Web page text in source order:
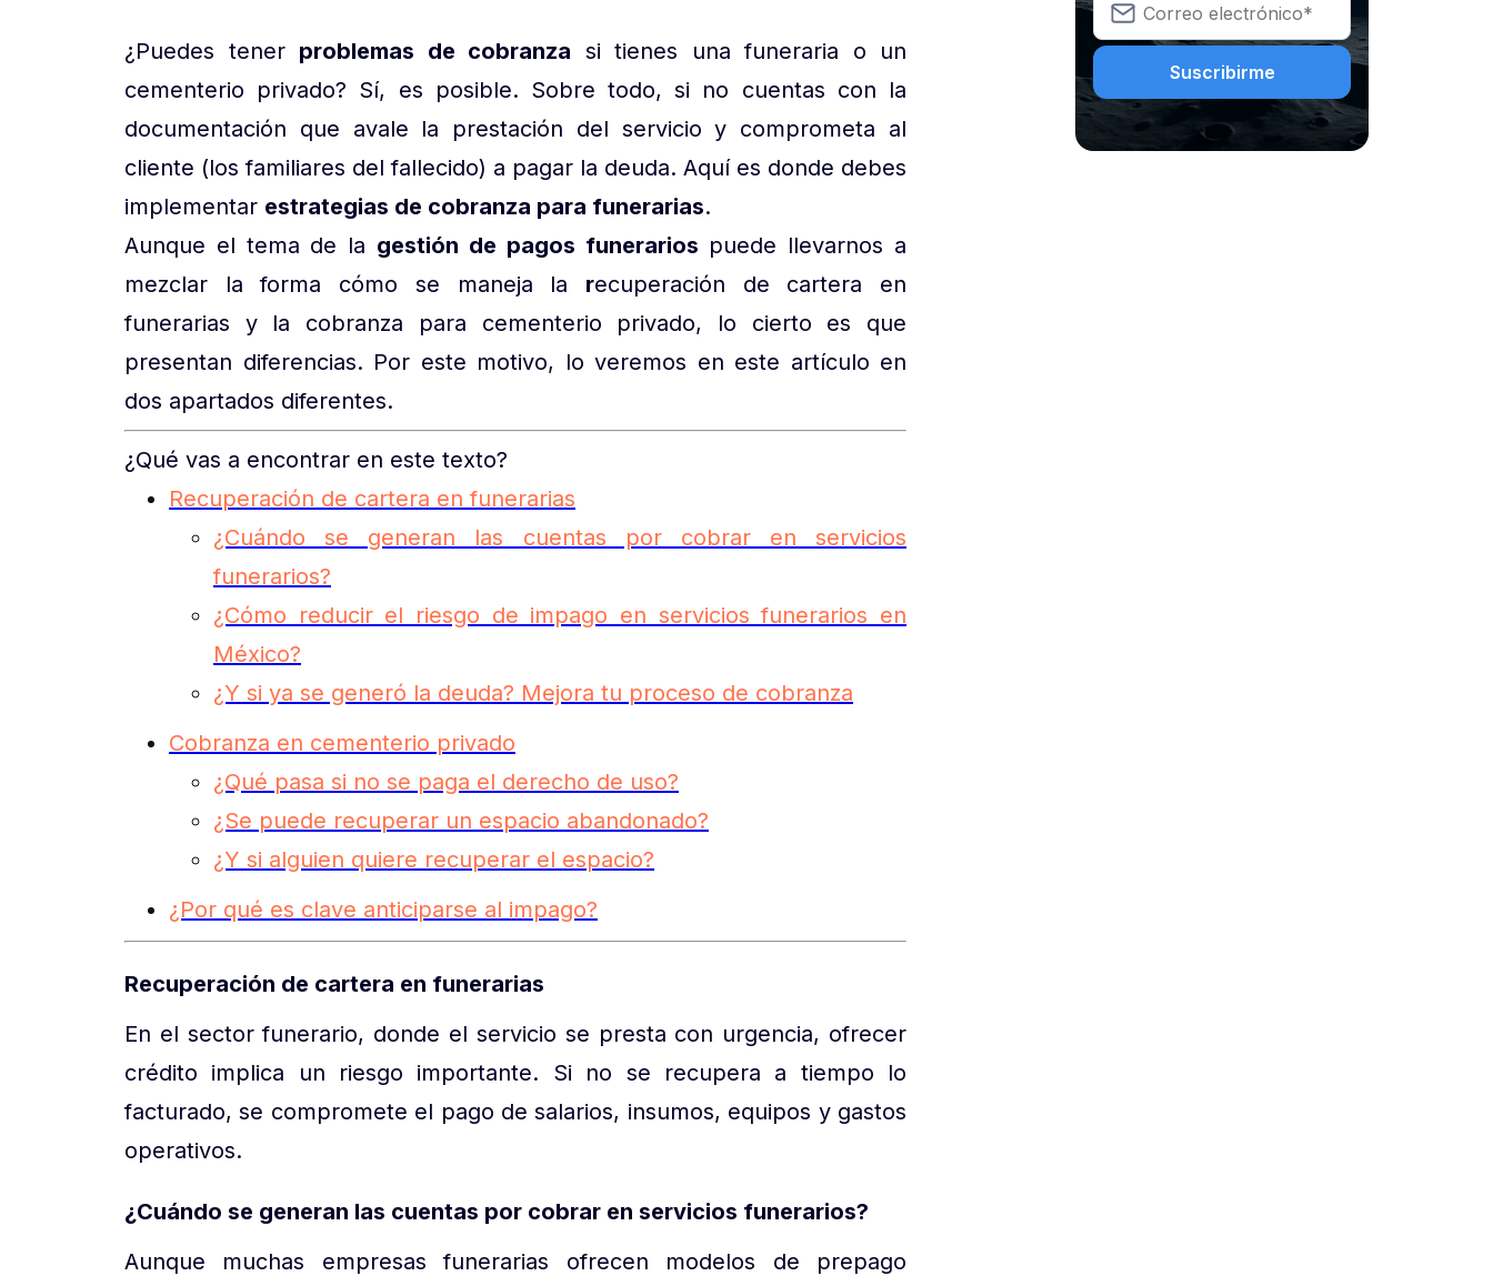
¿Puedes tener problemas de cobranza si tienes una funeraria o un
cementerio privado? Sí, es posible. Sobre todo, si no cuentas con la
documentación que avale la prestación del servicio y comprometa al
cliente (los familiares del fallecido) a pagar la deuda. Aquí es donde debes
implementar estrategias de cobranza para funerarias.
Aunque el tema de la gestión de pagos funerarios puede llevarnos a
mezclar la forma cómo se maneja la recuperación de cartera en
funerarias y la cobranza para cementerio privado, lo cierto es que
presentan diferencias. Por este motivo, lo veremos en este artículo en
dos apartados diferentes.
¿Qué vas a encontrar en este texto?
Recuperación de cartera en funerarias
¿Cuándo se generan las cuentas por cobrar en servicios
funerarios?
¿Cómo reducir el riesgo de impago en servicios funerarios en
México?
¿Y si ya se generó la deuda? Mejora tu proceso de cobranza
Cobranza en cementerio privado
¿Qué pasa si no se paga el derecho de uso?
¿Se puede recuperar un espacio abandonado?
¿Y si alguien quiere recuperar el espacio?
¿Por qué es clave anticiparse al impago?
Recuperación de cartera en funerarias
En el sector funerario, donde el servicio se presta con urgencia, ofrecer
crédito implica un riesgo importante. Si no se recupera a tiempo lo
facturado, se compromete el pago de salarios, insumos, equipos y gastos
operativos.
¿Cuándo se generan las cuentas por cobrar en servicios funerarios?
Aunque muchas empresas funerarias ofrecen modelos de prepago